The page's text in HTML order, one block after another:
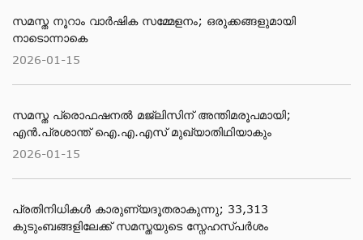
സമസ്ത നൂറാം വാർഷിക സമ്മേളനം; ഒരുക്കങ്ങളുമായി
നാടൊന്നാകെ
2026-01-15
സമസ്ത പ്രൊഫഷനൽ മജ്‌ലിസിന് അന്തിമരൂപമായി;
എൻ.പ്രശാന്ത് ഐ.എ.എസ് മുഖ്യാതിഥിയാകും
2026-01-15
പ്രതിനിധികൾ കാരുണ്യദൂതരാകുന്നു; 33,313
കുടുംബങ്ങളിലേക്ക് സമസ്തയുടെ സ്നേഹസ്പർശം